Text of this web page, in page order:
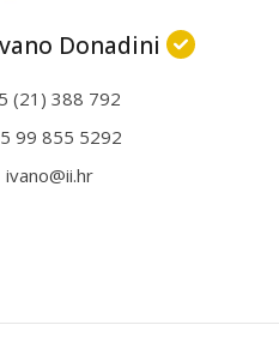
Donadini
(21) 388 792
99 855 5292
ivano@ii.hr